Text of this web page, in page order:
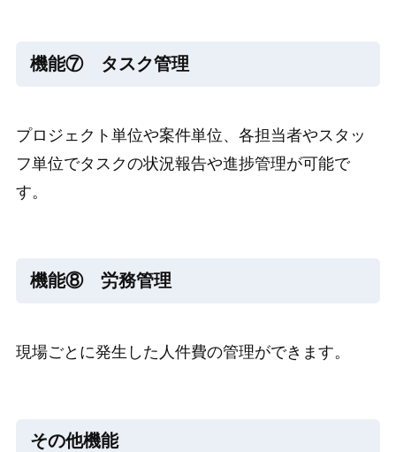
機能⑦ タスク管理
プロジェクト単位や案件単位、各担当者やスタッ
フ単位でタスクの状況報告や進捗管理が可能で
す。
機能⑧ 労務管理
現場ごとに発生した人件費の管理ができます。
その他機能